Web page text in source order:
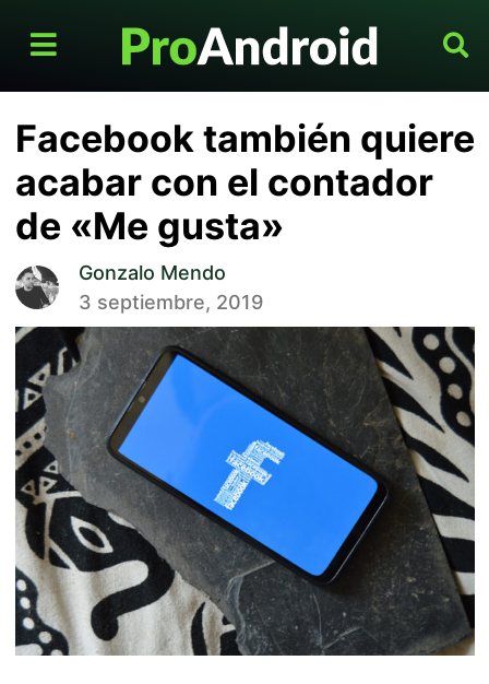
Facebook también quiere
acabar con el contador
de «Me gusta»
Gonzalo Mendo
3 septiembre, 2019